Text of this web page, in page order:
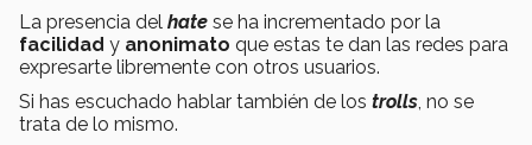
La presencia del hate se ha incrementado por la
facilidad y anonimato que estas te dan las redes para
expresarte libremente con otros usuarios.
Si has escuchado hablar también de los trolls, no se
trata de lo mismo.